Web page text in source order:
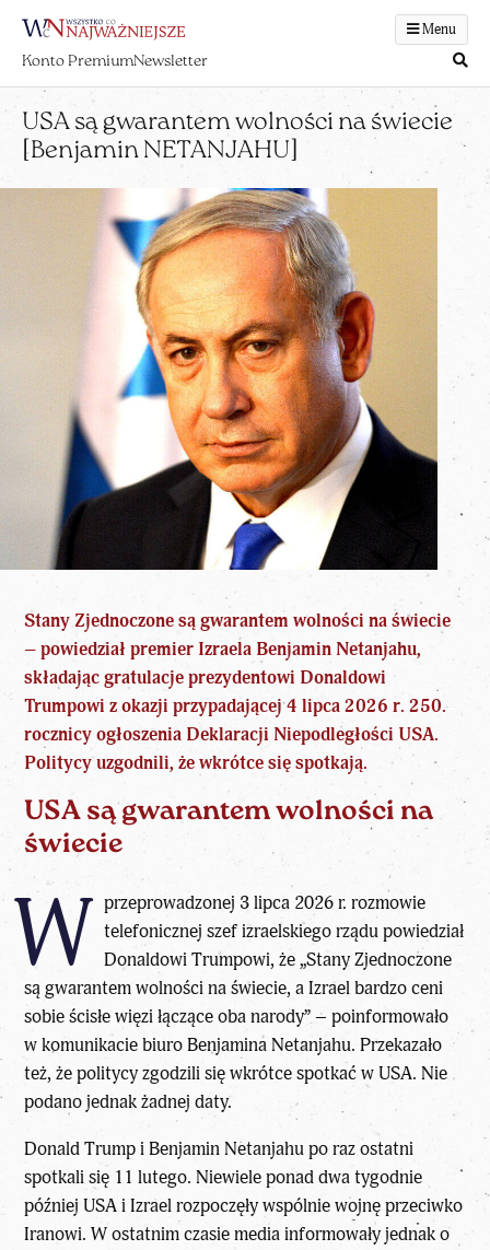
Menu
Konto PremiumNewsletter
USA są gwarantem wolności na świecie
[Benjamin NETANJAHU]
Stany Zjednoczone są gwarantem wolności na świecie
– powiedziałpremier Izraela Benjamin Netanjahu,
składając gratulacje prezydentowi Donaldowi
Trumpowi z okazji przypadającej 4 lipca 2026 r. 250.
rocznicy ogłoszenia Deklaracji Niepodległości USA.
Politycy uzgodnili, że wkrótce się spotkają.
USA są gwarantem wolności na
świecie
W przeprowadzonej 3 lipca 2026 r. rozmowie
telefonicznej szef izraelskiego rządu powiedział
Donaldowi Trumpowi, że „Stany Zjednoczone
są gwarantem wolności na świecie, aIzrael bardzo ceni
sobie ścisłe więzi łączące oba narody” – poinformowało
w komunikacie biuro Benjamina Netanjahu. Przekazało
też, że politycy zgodzili się wkrótce spotkać w USA. Nie
podano jednak żadnej daty.
Donald Trump i Benjamin Netanjahu po raz ostatni
spotkali się 11 lutego. Niewiele ponad dwa tygodnie
później USA i Izrael rozpoczęły wspólnie wojnę przeciwko
Iranowi. W ostatnim czasie media informowały jednak o